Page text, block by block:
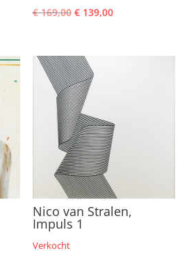
€169,00 Oorspronkelijke
€ 169,00.
€139,00Huidige
Nico van Stralen,
Impuls 1
Verkocht